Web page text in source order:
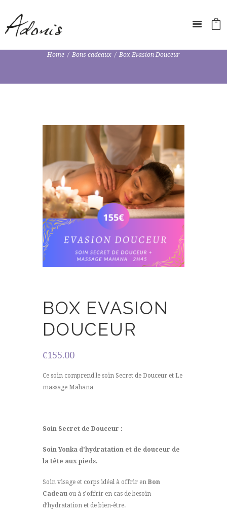
Home Bons cadeaux Box Evasion Douceur
BOX EVASION
DOUCEUR
€155.00
Ce soin comprend le soin Secret de Douceur et Le
massage Mahana
Soin Secret de Douceur :
Soin Yonka d’hydratation et de douceur de
la tête aux pieds.
Soin visage et corps idéal à offrir en Bon
Cadeau ou à s’offrir en cas de besoin
d’hydratation et de bien-être.